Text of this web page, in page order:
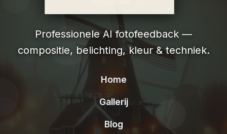
Professionele AI fotofeedback —
compositie, belichting, kleur & techniek.
Home
Gallerij
Blog